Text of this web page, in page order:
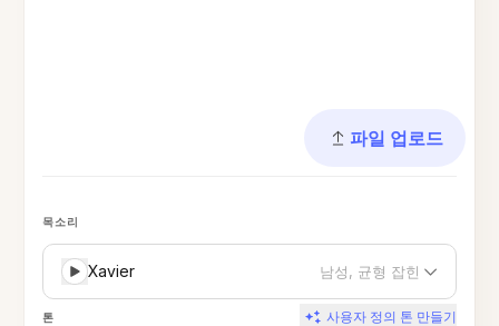
파일 업로드
목소리
Xavier 남성, 균형 잡힌
톤 사용자 정의 톤 만들기